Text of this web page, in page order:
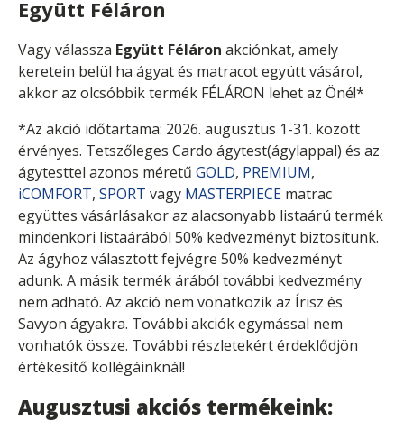
Együtt Féláron
Vagy válassza Együtt Féláron akciónkat, amely
keretein belül ha ágyat és matracot együtt vásárol,
akkor az olcsóbbik termék FÉLÁRON lehet az Öné!*
*Az akció időtartama: 2026. augusztus 1-31. között
érvényes. Tetszőleges Cardo ágytest(ágylappal) és az
ágytesttel azonos méretű GOLD, PREMIUM,
iCOMFORT, SPORT vagy MASTERPIECE matrac
együttes vásárlásakor az alacsonyabb listaárú termék
mindenkori listaárából 50% kedvezményt biztosítunk.
Az ágyhoz választott fejvégre 50% kedvezményt
adunk. A másik termék árából további kedvezmény
nem adható. Az akció nem vonatkozik az Írisz és
Savyon ágyakra. További akciók egymással nem
vonhatók össze. További részletekért érdeklődjön
értékesítő kollégáinknál!
Augusztusi akciós termékeink: